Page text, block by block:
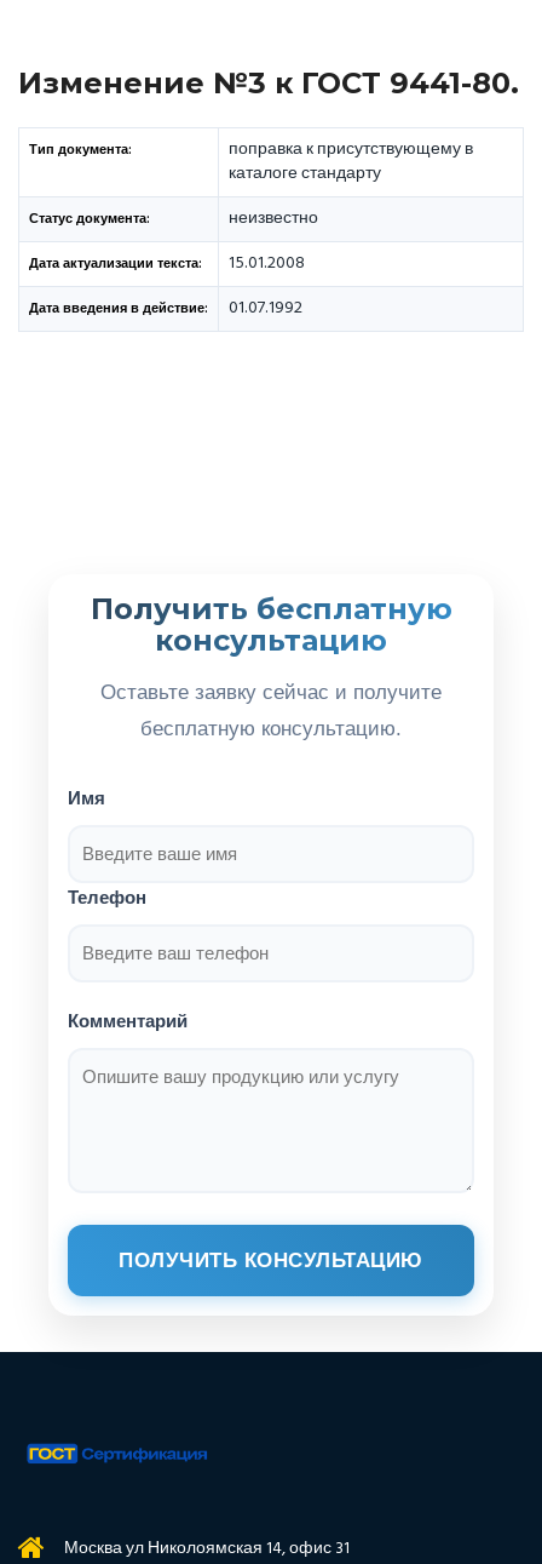
Изменение №3 к ГОСТ 9441-80.
Тип документа:
поправка к присутствующему в
каталоге стандарту
Статус документа: неизвестно
Дата актуализации текста: 15.01.2008
Дата введения в действие: 01.07.1992
Получить бесплатную
консультацию
Оставьте заявку сейчас и получите
бесплатную консультацию.
Имя
Телефон
Комментарий
ПОЛУЧИТЬ КОНСУЛЬТАЦИЮ
Москва ул Николоямская 14, офис 31